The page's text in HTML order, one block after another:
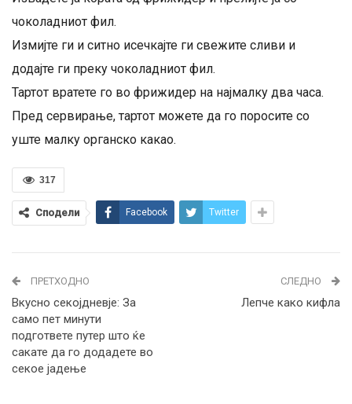
чоколадниот фил.
Измијте ги и ситно исечкајте ги свежите сливи и
додајте ги преку чоколадниот фил.
Тартот вратете го во фрижидер на најмалку два часа.
Пред сервирање, тартот можете да го поросите со
уште малку органско какао.
317
Сподели Facebook Twitter
ПРЕТХОДНО
Вкусно секојдневје: За
само пет минути
подгответе путер што ќе
сакате да го додадете во
секое јадење
СЛЕДНО
Лепче како кифла